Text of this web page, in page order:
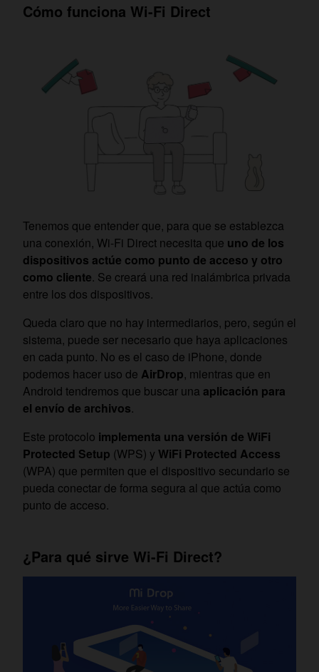
Cómo funciona Wi-Fi Direct
Tenemos que entender que, para que se establezca
una conexión, Wi-Fi Direct necesita que uno de los
dispositivos actúe como punto de acceso y otro
como cliente. Se creará una red inalámbrica privada
entre los dos dispositivos.
Queda claro que no hay intermediarios, pero, según el
sistema, puede ser necesario que haya aplicaciones
en cada punto. No es el caso de iPhone, donde
podemos hacer uso de AirDrop, mientras que en
Android tendremos que buscar una aplicación para
el envío de archivos.
Este protocolo implementa una versión de WiFi
Protected Setup (WPS) y WiFi Protected Access
(WPA) que permiten que el dispositivo secundario se
pueda conectar de forma segura al que actúa como
punto de acceso.
¿Para qué sirve Wi-Fi Direct?